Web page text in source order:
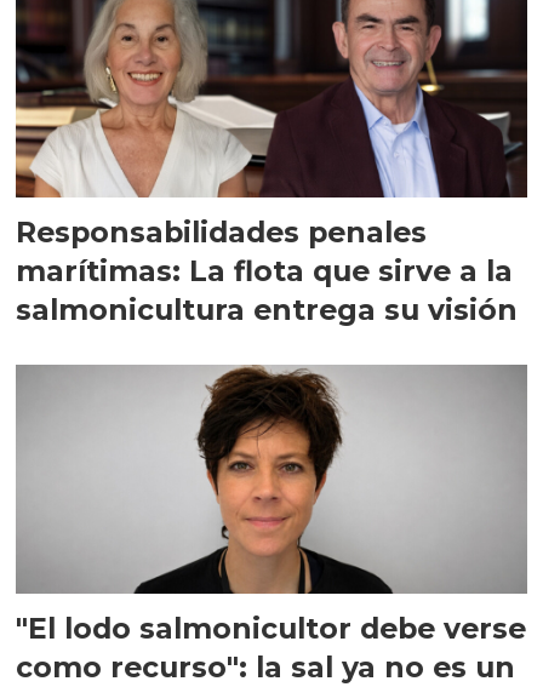
Responsabilidades penales
marítimas: La flota que sirve a la
salmonicultura entrega su visión
"El lodo salmonicultor debe verse
como recurso": la sal ya no es un